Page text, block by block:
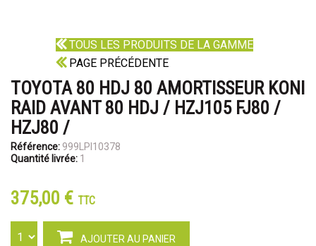
TOUS LES PRODUITS DE LA GAMME
PAGE PRÉCÉDENTE
TOYOTA 80 HDJ 80 AMORTISSEUR KONI
RAID AVANT 80 HDJ / HZJ105 FJ80 /
HZJ80 /
Référence: 999LPI10378
Quantité livrée: 1
375,00 € TTC
AJOUTER AU PANIER